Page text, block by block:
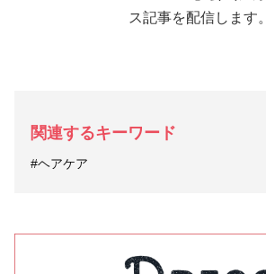
ス記事を配信します。
関連するキーワード
#ヘアケア